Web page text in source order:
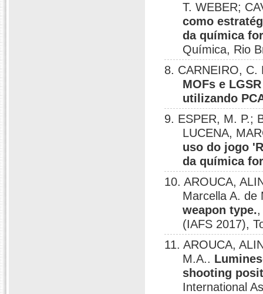
T. WEBER;
como
da química
Química, Rio
8. CARNEIRO,
MOFs e
utilizando
9. ESPER, M. P.;
LUCENA,
uso do jogo
da química
10. AROUCA,
Marcella A.
weapon type.
(IAFS 2017),
11. AROUCA,
M.A..
shooting
International